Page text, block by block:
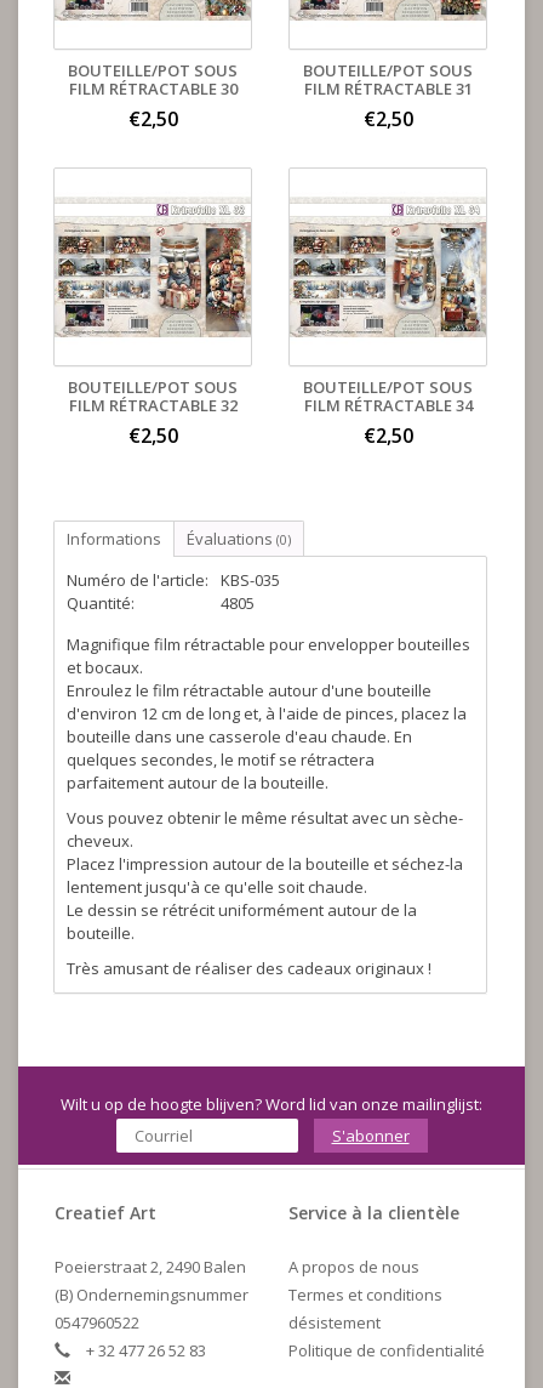
BOUTEILLE/POT SOUS
FILM RÉTRACTABLE 30
€2,50
BOUTEILLE/POT SOUS
FILM RÉTRACTABLE 31
€2,50
BOUTEILLE/POT SOUS
FILM RÉTRACTABLE 32
€2,50
BOUTEILLE/POT SOUS
FILM RÉTRACTABLE 34
€2,50
Informations Évaluations (0)
Numéro de l'article:
KBS-035
Quantité:
4805
Magnifique film rétractable pour envelopper bouteilles
et bocaux.
Enroulez le film rétractable autour d'une bouteille
d'environ 12 cm de long et, à l'aide de pinces, placez la
bouteille dans une casserole d'eau chaude. En
quelques secondes, le motif se rétractera
parfaitement autour de la bouteille.
Vous pouvez obtenir le même résultat avec un sèche-
cheveux.
Placez l'impression autour de la bouteille et séchez-la
lentement jusqu'à ce qu'elle soit chaude.
Le dessin se rétrécit uniformément autour de la
bouteille.
Très amusant de réaliser des cadeaux originaux !
Wilt u op de hoogte blijven? Word lid van onze mailinglijst:
S'abonner
Creatief Art
Poeierstraat 2, 2490 Balen
(B) Ondernemingsnummer
0547960522
+ 32 477 26 52 83
Service à la clientèle
A propos de nous
Termes et conditions
désistement
Politique de confidentialité